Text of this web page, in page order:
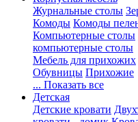
Журнальные столы
Комоды Комоды
Компьютерные столы
компьютерные столы
Мебель для прихожих
Обувницы Прихожие
... Показать все
Детская
Детские кровати